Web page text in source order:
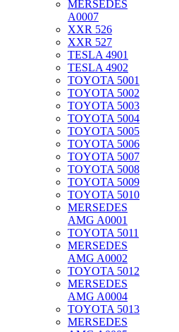
MERSEDES
A0007
XXR 526
XXR 527
TESLA 4901
TESLA 4902
TOYOTA 5001
TOYOTA 5002
TOYOTA 5003
TOYOTA 5004
TOYOTA 5005
TOYOTA 5006
TOYOTA 5007
TOYOTA 5008
TOYOTA 5009
TOYOTA 5010
MERSEDES
AMG A0001
TOYOTA 5011
MERSEDES
AMG A0002
TOYOTA 5012
MERSEDES
AMG A0004
TOYOTA 5013
MERSEDES